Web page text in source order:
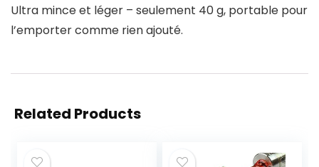
Ultra mince et léger – seulement 40 g, portable pour
l’emporter comme rien ajouté.
Related Products